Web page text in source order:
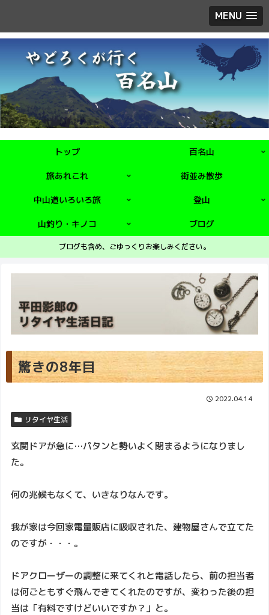
MENU
トップ 百名山
旅あれこれ 街並み散歩
中山道いろいろ旅 登山
山釣り・キノコ ブログ
ブログも含め、ごゆっくりお楽しみください。
驚きの8年目
2022.04.14
リタイヤ生活
玄関ドアが急に…パタンと勢いよく閉まるようになりまし
た。
何の兆候もなくて、いきなりなんです。
我が家は今回家電量販店に吸収された、建物屋さんで立てた
のですが・・・。
ドアクローザーの調整に来てくれと電話したら、前の担当者
は何ごともすぐ飛んできてくれたのですが、変わった後の担
当は「有料ですけどいいですか？」と。